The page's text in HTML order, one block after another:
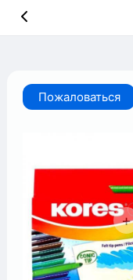
Пожаловаться
+